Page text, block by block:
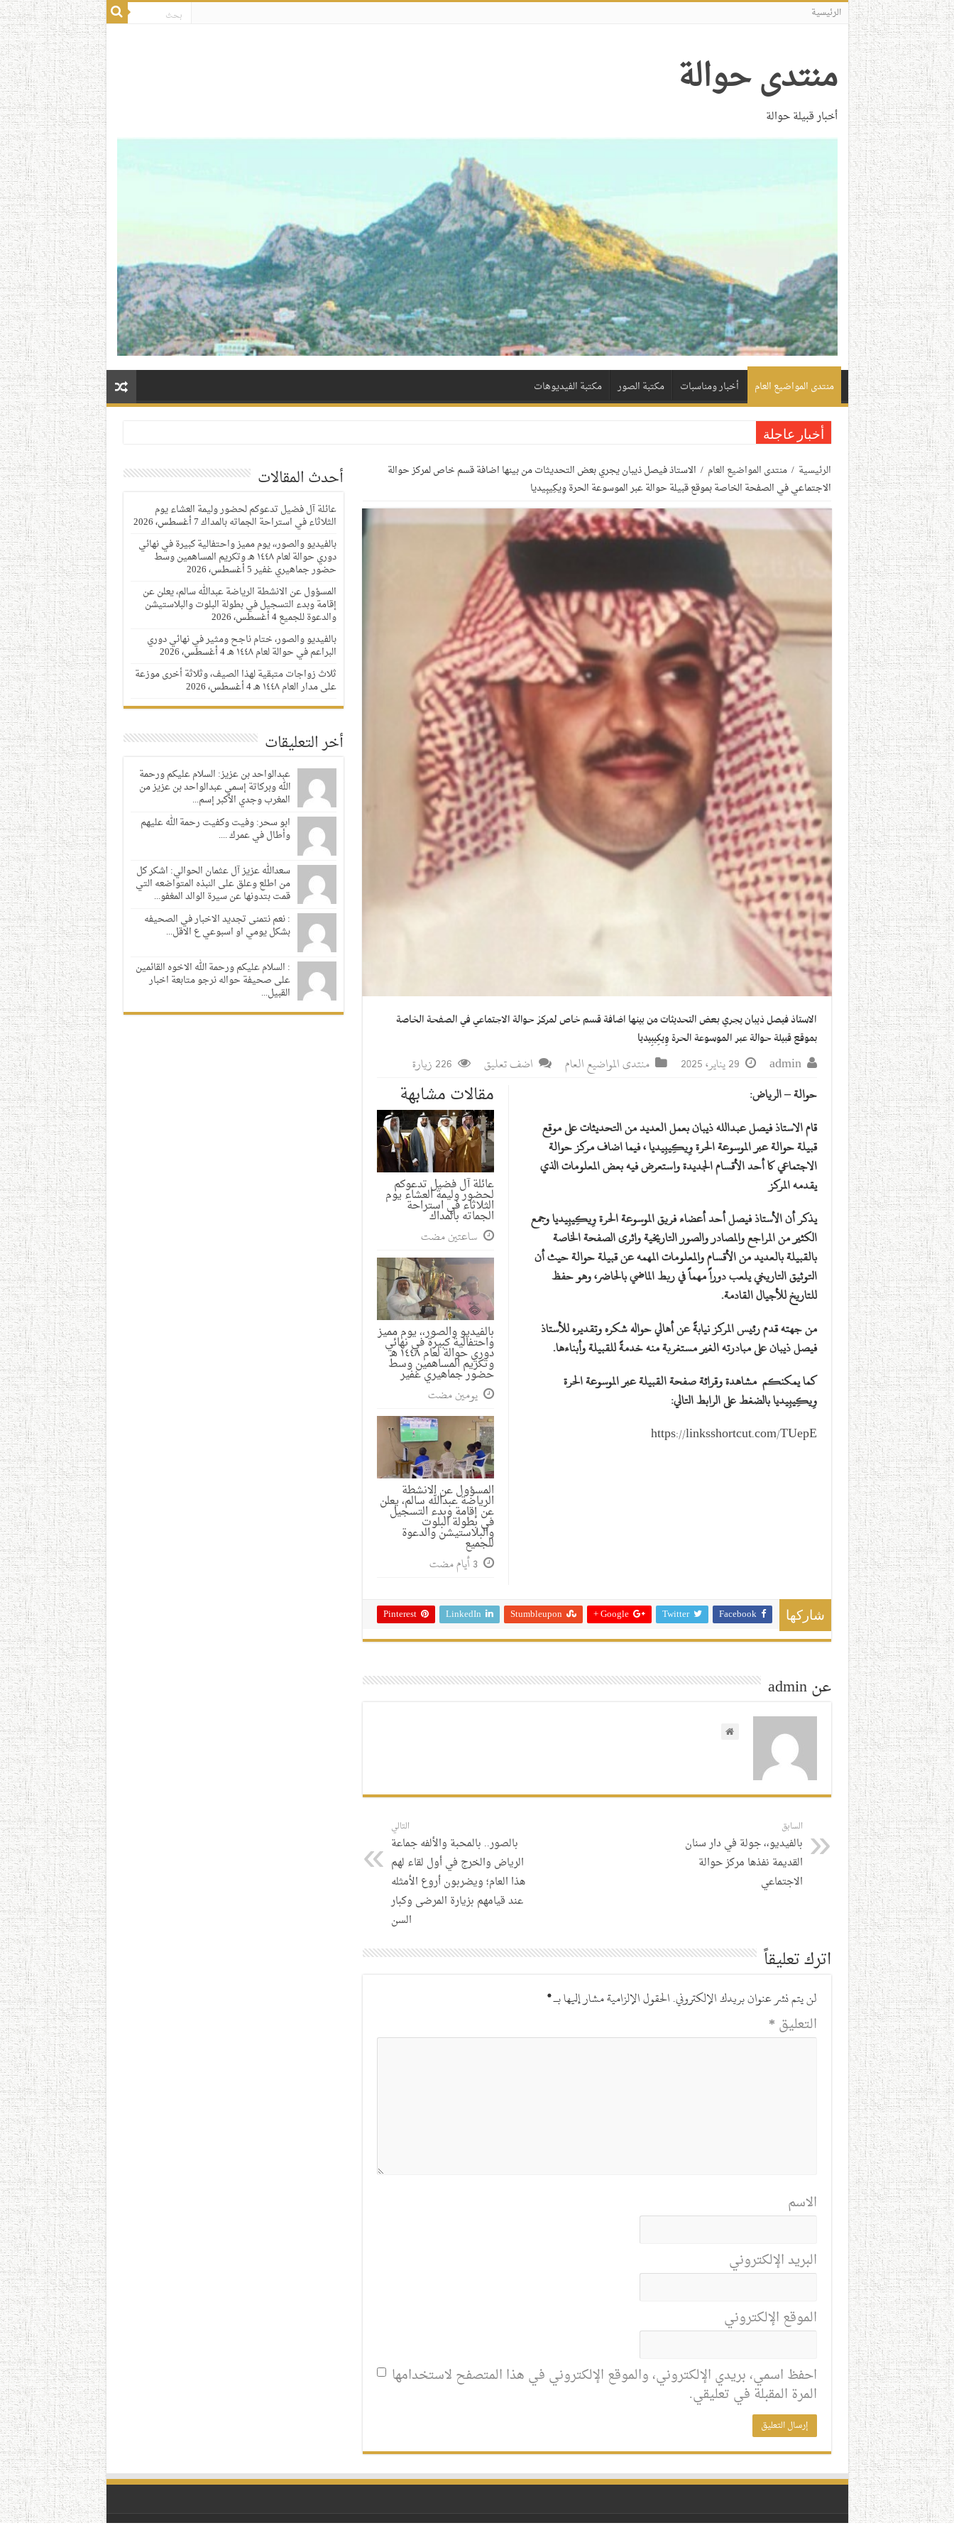
الرئيسية
منتدى حوالة
أخبار قبيلة حوالة
منتدى المواضيع العام أخبار ومناسبات مكتبة الصور مكتبة الفيديوهات
أخبار عاجلة
الرئيسية / منتدى المواضيع العام / الاستاذ فيصل ذيبان يجري بعض التحديثات من بينها اضافة قسم خاص لمركز حوالة
الاجتماعي في الصفحة الخاصة بموقع قبيلة حوالة عبر الموسوعة الحرة وِيكِيبِيديا
الاستاذ فيصل ذيبان يجري بعض التحديثات من بينها اضافة قسم خاص لمركز حوالة الاجتماعي في الصفحة الخاصة
بموقع قبيلة حوالة عبر الموسوعة الحرة وِيكِيبِيديا
admin 29 يناير، 2025 منتدى المواضيع العام اضف تعليق 226 زيارة
مقالات مشابهة
عائلة آل فضيل تدعوكم
لحضور وليمة العشاء يوم
الثلاثاء في استراحة
الجماته بالمداك
‏ساعتين مضت
بالفيديو والصور،، يوم مميز
واحتفالية كبيرة في نهائي
دوري حوالة لعام ١٤٤٨ هـ
وتكريم المساهمين وسط
حضور جماهيري غفير
‏يومين مضت
المسؤول عن الانشطة
الرياضة عبدالله سالم، يعلن
عن إقامة وبدء التسجيل
في بطولة البلوت
والبلاستيشن والدعوة
للجميع
‏3 أيام مضت
حوالة – الرياض:
قام الاستاذ فيصل عبدالله ذيبان بعمل العديد من التحديثات على موقع
قبيلة حوالة عبر الموسوعة الحرة وِيكِيبِيديا ، فيما اضاف مركز حوالة
الاجتماعي كا أحد الأقسام الجديدة واستعرض فيه بعض المعلومات الذي
يقدمه المركز
يذكر أن الأستاذ فيصل أحد أعضاء فريق الموسوعة الحرة وِيكِيبِيديا وجمع
الكثير من المراجع والمصادر والصور التاريخية واثرى الصفحة الخاصة
بالقبيلة بالعديد من الأقسام والمعلومات المهمه عن قبيلة حوالة حيث أن
التوثيق التاريخي يلعب دوراً مهماً في ربط الماضي بالحاضر، وهو حفظ
للتاريخ للأجيال القادمة.
من جهته قدم رئيس المركز نيابةً عن أهالي حواله شكره وتقديره للأستاذ
فيصل ذيبان على مبادرته الغير مستغربة منه خدمةً للقبيلة وأبناءها.
كما يمكنكم مشاهدة وقرائة صفحة القبيلة عبر الموسوعة الحرة
وِيكِيبِيديا بالضغط على الرابط التالي:
https://linksshortcut.com/TUepE
شاركها Facebook
Twitter
Google +
Stumbleupon
LinkedIn
Pinterest
عن admin
السابق
بالفيديو،، جولة في دار سنان
القديمة نفذها مركز حوالة
الاجتماعي
التالي
بالصور.. بالمحبة والألفه جماعة
الرياض والخرج في أول لقاء لهم
هذا العام؛ ويضربون أروع الأمثله
عند قيامهم بزيارة المرضى وكبار
السن
اترك تعليقاً
لن يتم نشر عنوان بريدك الإلكتروني.الحقول الإلزامية مشار إليها بـ*
التعليق *
الاسم
البريد الإلكتروني
الموقع الإلكتروني
احفظ اسمي، بريدي الإلكتروني، والموقع الإلكتروني في هذا المتصفح لاستخدامها
المرة المقبلة في تعليقي.
أحدث المقالات
عائلة آل فضيل تدعوكم لحضور وليمة العشاء يوم
الثلاثاء في استراحة الجماته بالمداك7 أغسطس، 2026
بالفيديو والصور،، يوم مميز واحتفالية كبيرة في نهائي
دوري حوالة لعام ١٤٤٨ هـ وتكريم المساهمين وسط
حضور جماهيري غفير5 أغسطس، 2026
المسؤول عن الانشطة الرياضة عبدالله سالم، يعلن عن
إقامة وبدء التسجيل في بطولة البلوت والبلاستيشن
والدعوة للجميع4 أغسطس، 2026
بالفيديو والصور، ختام ناجح ومثير في نهائي دوري
البراعم في حوالة لعام ١٤٤٨ هـ
4 أغسطس، 2026
ثلاث زواجات متبقية لهذا الصيف، وثلاثة أخرى موزعة
على مدار العام ١٤٤٨ هـ 4 أغسطس، 2026
أخر التعليقات
عبدالواحد بن عزيز: السلام عليكم ورحمة
الله وبركاتة إسمي عبدالواحد بن عزيز من
المغرب وجدي الأكبر إسم...
ابو سحر: وفيت وكفيت رحمة الله عليهم
وأطال في عمرك ....
سعدالله عزيز آل عثمان الحوالي: اشكر كل
من اطلع وعلق على النبذه المتواضعه التي
قمت بتدونها عن سيرة الوالد المغفو...
: نعم نتمنى تجديد الاخبار في الصحيفه
بشكل يومي او اسبوعي ع الاقل...
: السلام عليكم ورحمة الله الاخوه القائمين
على صحيفة حواله نرجو متابعة اخبار
القبيل...